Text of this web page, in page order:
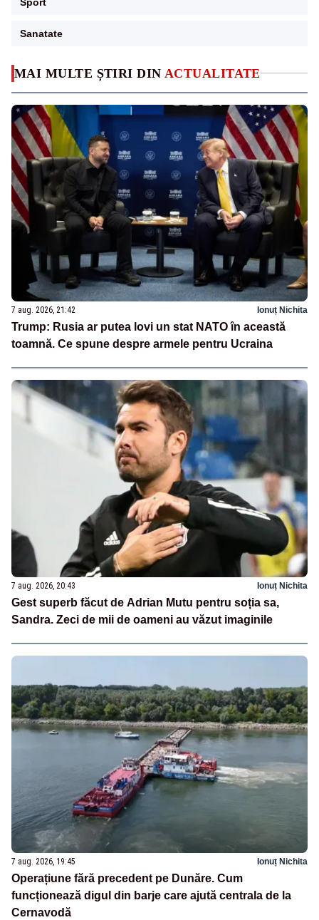
MAI MULTE ȘTIRI DIN ACTUALITATE
7 aug. 2026, 21:42 Ionuț Nichita
Trump: Rusia ar putea lovi un stat NATO în această
toamnă. Ce spune despre armele pentru Ucraina
7 aug. 2026, 20:43 Ionuț Nichita
Gest superb făcut de Adrian Mutu pentru soția sa,
Sandra. Zeci de mii de oameni au văzut imaginile
7 aug. 2026, 19:45 Ionuț Nichita
Operațiune fără precedent pe Dunăre. Cum
funcționează digul din barje care ajută centrala de la
Cernavodă
Sanatate